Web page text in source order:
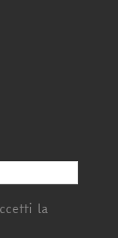
la